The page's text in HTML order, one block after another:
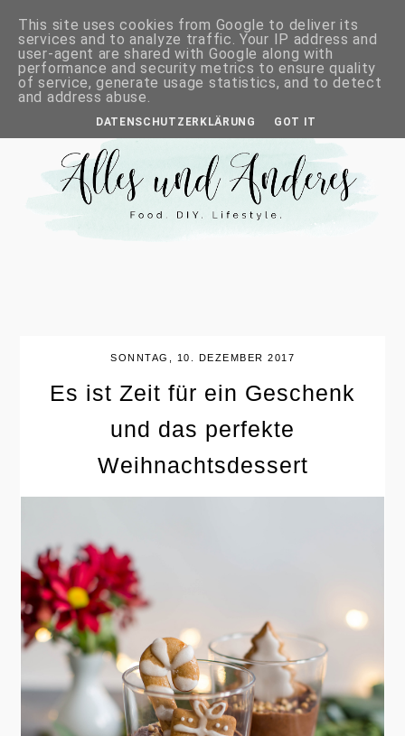
SONNTAG, 10. DEZEMBER 2017
Es ist Zeit für ein Geschenk
und das perfekte
Weihnachtsdessert
This site uses cookies from Google to deliver its
services and to analyze traffic. Your IP address and
user-agent are shared with Google along with
performance and security metrics to ensure quality
of service, generate usage statistics, and to detect
and address abuse.
DATENSCHUTZERKLÄRUNG GOT IT